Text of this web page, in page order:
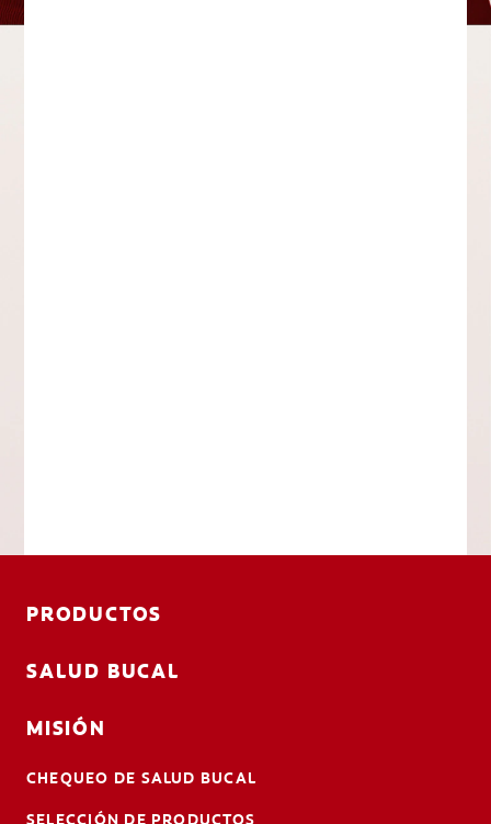
PRODUCTOS
SALUD BUCAL
MISIÓN
CHEQUEO DE SALUD BUCAL
SELECCIÓN DE PRODUCTOS